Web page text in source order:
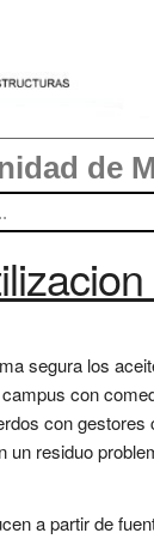
de
segura los
con
con
residuo
a partir de